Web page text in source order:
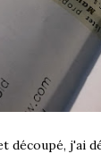
découpé, j'ai